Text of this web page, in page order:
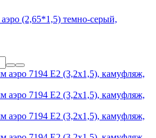
(2,65*1,5) темно-серый,